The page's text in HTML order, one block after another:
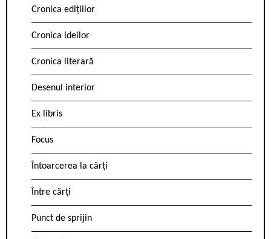
Cronica edițiilor
Cronica ideilor
Cronica literară
Desenul interior
Ex libris
Focus
Întoarcerea la cărți
Între cărți
Punct de sprijin